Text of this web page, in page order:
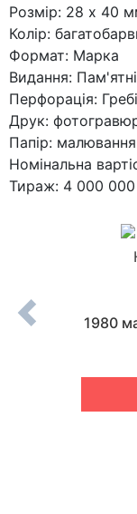
Розмір: 28 x 40
Колір:
Формат: Марка
Видання:
Перфорація:
Друк:
Папір: малювання
Номінальна
Тираж: 4 000 000
дня
1980